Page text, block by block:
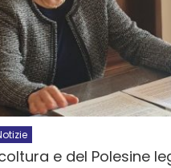
e del Polesine